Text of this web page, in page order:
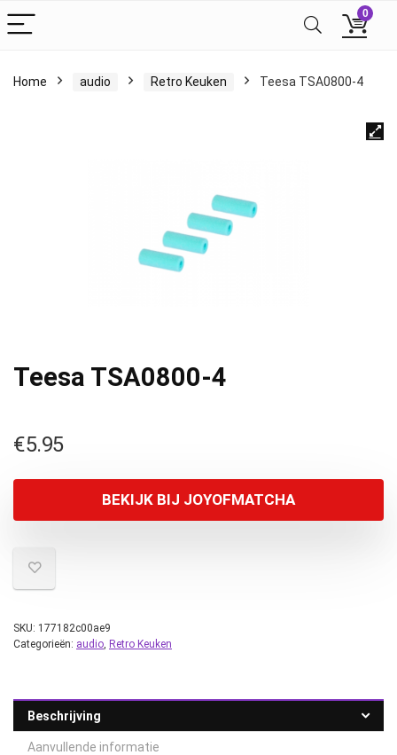
0
Home audio Retro Keuken Teesa TSA0800-4
Teesa TSA0800-4
€5.95
BEKIJK BIJ JOYOFMATCHA
SKU: 177182c00ae9
Categorieën: audio, Retro Keuken
Beschrijving
Aanvullende informatie